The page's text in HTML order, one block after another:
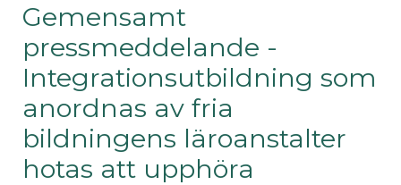
Gemensamt
pressmeddelande -
Integrationsutbildning som
anordnas av fria
bildningens läroanstalter
hotas att upphöra